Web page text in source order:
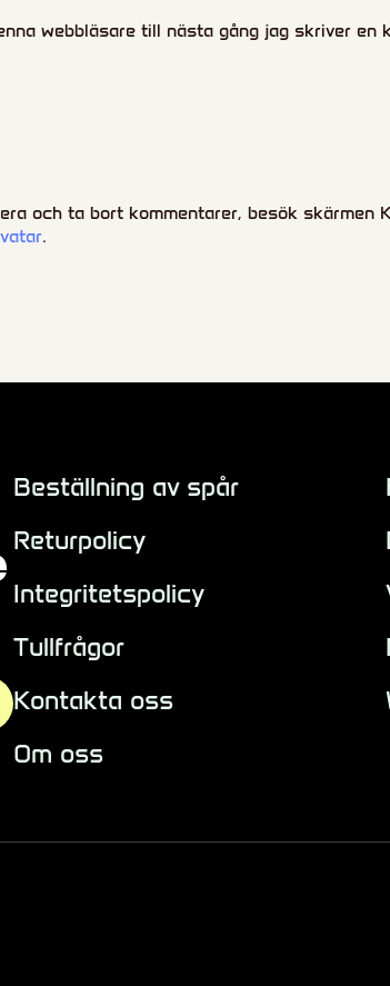
webbläsare till nästa gång jag skriver en
och ta bort kommentarer, besök skärmen
.
Beställning av spår
Returpolicy
Integritetspolicy
Tullfrågor
Kontakta oss
Om oss